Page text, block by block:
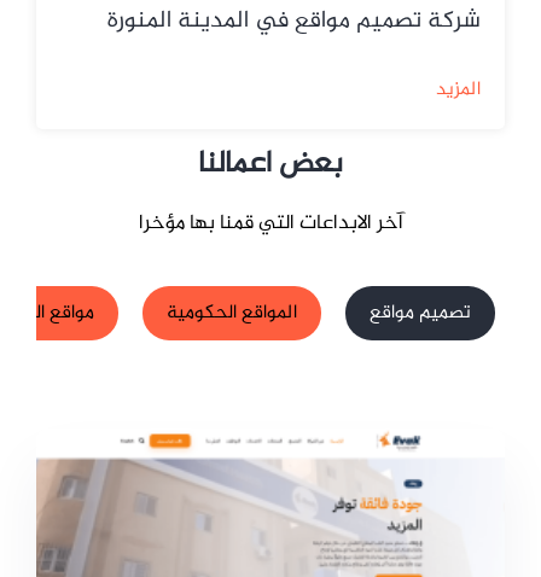
شركة تصميم مواقع في المدينة المنورة
المزيد
بعض اعمالنا
آخر الابداعات التي قمنا بها مؤخرا
تصميم مواقع المواقع الحكومية مواقع